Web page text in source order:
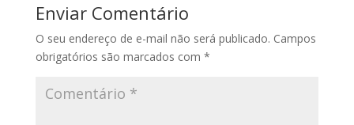
Enviar Comentário
O seu endereço de e-mail não será publicado. Campos
obrigatórios são marcados com *